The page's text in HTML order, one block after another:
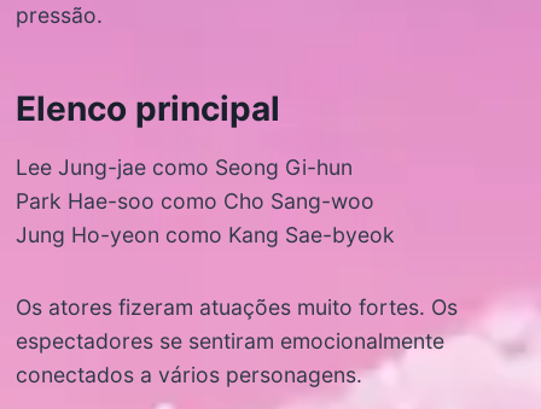
pressão.
Elenco principal
Lee Jung-jae como Seong Gi-hun
Park Hae-soo como Cho Sang-woo
Jung Ho-yeon como Kang Sae-byeok
Os atores fizeram atuações muito fortes. Os
espectadores se sentiram emocionalmente
conectados a vários personagens.